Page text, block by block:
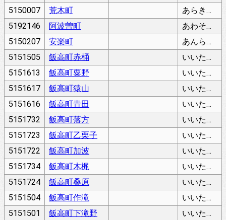
5150007
荒木町
あらきちょう
5192146
阿波曽町
あわそちょう
5150207
安楽町
あんらくちょう
5151505
飯高町赤桶
いいたかちょうあこう
5151613
飯高町粟野
いいたかちょうあわの
5151617
飯高町猿山
いいたかちょうえてやま
5151616
飯高町青田
いいたかちょうおおだ
5151732
飯高町落方
いいたかちょうおちかた
5151723
飯高町乙栗子
いいたかちょうおとぐるす
5151722
飯高町加波
いいたかちょうかば
5151734
飯高町木梶
いいたかちょうきかじ
5151724
飯高町桑原
いいたかちょうくわばら
5151504
飯高町作滝
いいたかちょうさくたき
5151501
飯高町下滝野
いいたかちょうしもたきの